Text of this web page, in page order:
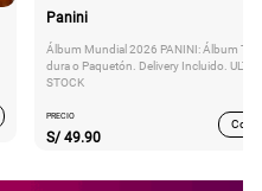
Panini
Álbum Mundial 2026 PANINI: Álbum
dura o Paquetón. Delivery Incluido.
STOCK
PRECIO
S/ 49.90